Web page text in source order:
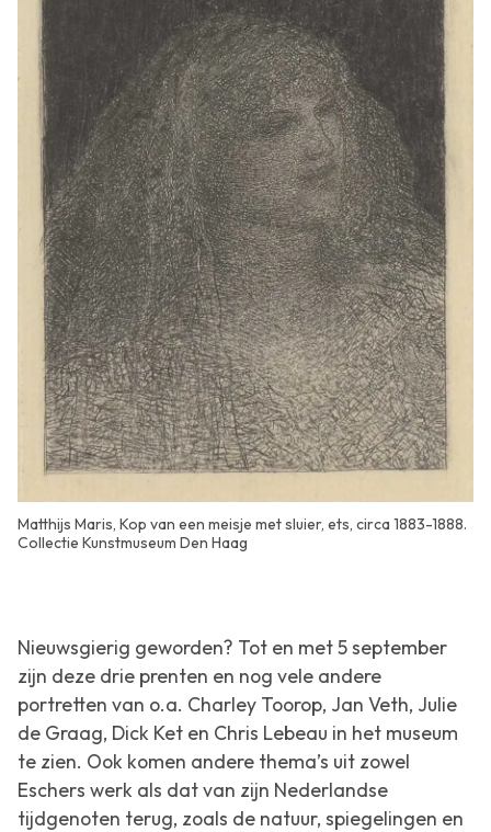
Matthijs Maris, Kop van een meisje met sluier, ets, circa 1883-1888.
Collectie Kunstmuseum Den Haag
Nieuwsgierig geworden? Tot en met 5 september
zijn deze drie prenten en nog vele andere
portretten van o.a. Charley Toorop, Jan Veth, Julie
de Graag, Dick Ket en Chris Lebeau in het museum
te zien. Ook komen andere thema’s uit zowel
Eschers werk als dat van zijn Nederlandse
tijdgenoten terug, zoals de natuur, spiegelingen en